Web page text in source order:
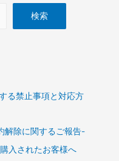
検索
る禁止事項と対応方
解除に関するご報告-
入されたお客様へ